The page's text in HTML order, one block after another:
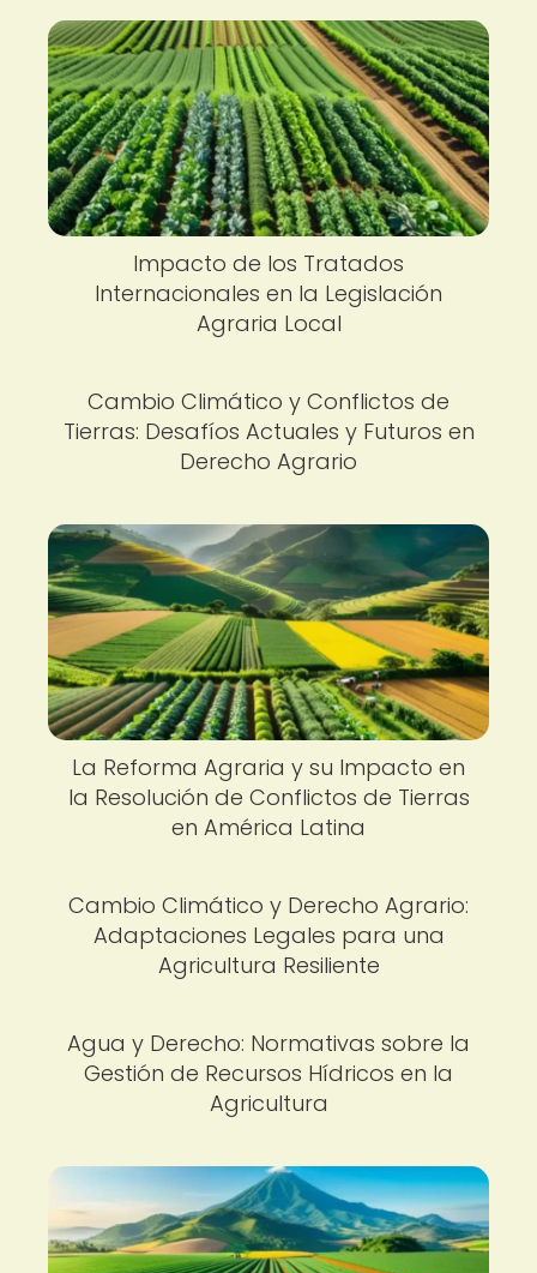
Impacto de los Tratados
Internacionales en la Legislación
Agraria Local
Cambio Climático y Conflictos de
Tierras: Desafíos Actuales y Futuros en
Derecho Agrario
La Reforma Agraria y su Impacto en
la Resolución de Conflictos de Tierras
en América Latina
Cambio Climático y Derecho Agrario:
Adaptaciones Legales para una
Agricultura Resiliente
Agua y Derecho: Normativas sobre la
Gestión de Recursos Hídricos en la
Agricultura